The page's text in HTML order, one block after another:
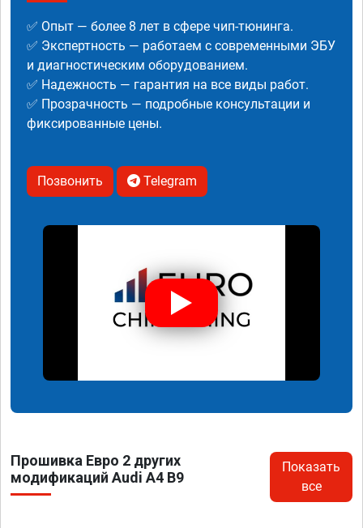
✅ Опыт — более 8 лет в сфере чип-тюнинга.
✅ Экспертность — работаем с современными ЭБУ
и диагностическим оборудованием.
✅ Надежность — гарантия на все виды работ.
✅ Прозрачность — подробные консультации и
фиксированные цены.
Позвонить Telegram
Прошивка Евро 2 других
модификаций Audi A4 B9
Показать
все